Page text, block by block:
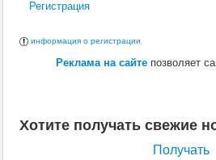
Поведение
Кошки
Ветеринария
Хирургия
Инфекционные
Инвазионные
Регистрация
информация о регистрации
Реклама на сайтепозволяет
Хотите получать свежие
Получать